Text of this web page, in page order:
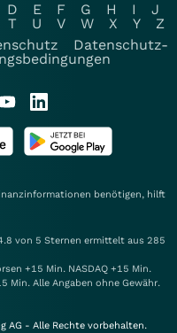
D E F G H I
J
T U V W X Y
Z
Datenschutz-
benötigen, hilft
von 5 Sternen ermittelt aus 285
+15 Min. NASDAQ +15 Min.
Min. Alle Angaben ohne Gewähr.
- Alle Rechte vorbehalten.